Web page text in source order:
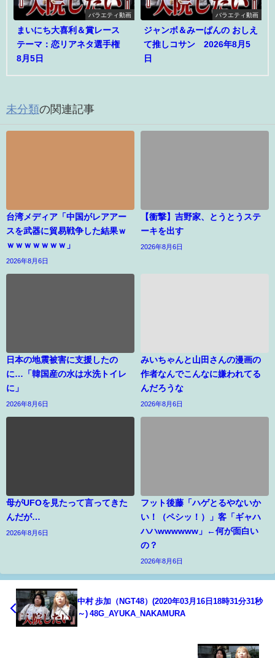
バラエティ動画
まいにち大喜利＆賞レース
テーマ：恋リアネタ選手権
8月5日
バラエティ動画
ジャンボ＆みーぱんの おしえ
て推しコサン 2026年8月5
日
未分類の関連記事
台湾メディア「中国がレアアー
スを武器に貿易戦争した結果ｗ
ｗｗｗｗｗｗｗ」
2026年8月6日
【衝撃】吉野家、とうとうステ
ーキを出す
2026年8月6日
日本の地震被害に支援したの
に…「韓国産の水は水洗トイレ
に」
2026年8月6日
みいちゃんと山田さんの漫画の
作者なんでこんなに嫌われてる
んだろうな
2026年8月6日
母がUFOを見たって言ってきた
んだが…
2026年8月6日
フット後藤「ハゲとるやないか
い！（ペシッ！）」客「ギャハ
ハハwwwwww」←何が面白い
の？
2026年8月6日
中村 歩加（NGT48）(2020年03月16日18時31分31秒
～) 48G_AYUKA_NAKAMURA